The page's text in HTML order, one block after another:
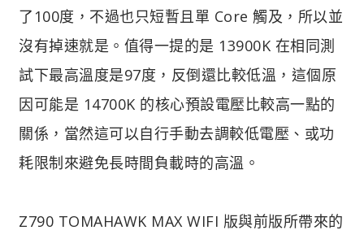
了100度，不過也只短暫且單 Core 觸及，所以並
沒有掉速就是。值得一提的是 13900K 在相同測
試下最高溫度是97度，反倒還比較低溫，這個原
因可能是 14700K 的核心預設電壓比較高一點的
關係，當然這可以自行手動去調較低電壓、或功
耗限制來避免長時間負載時的高溫。
Z790 TOMAHAWK MAX WIFI 版與前版所帶來的